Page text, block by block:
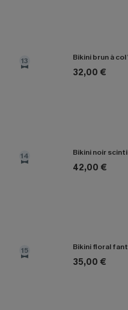
13 Bikini brun à
32,00 €
14 Bikini noir
42,00 €
15 Bikini floral
35,00 €